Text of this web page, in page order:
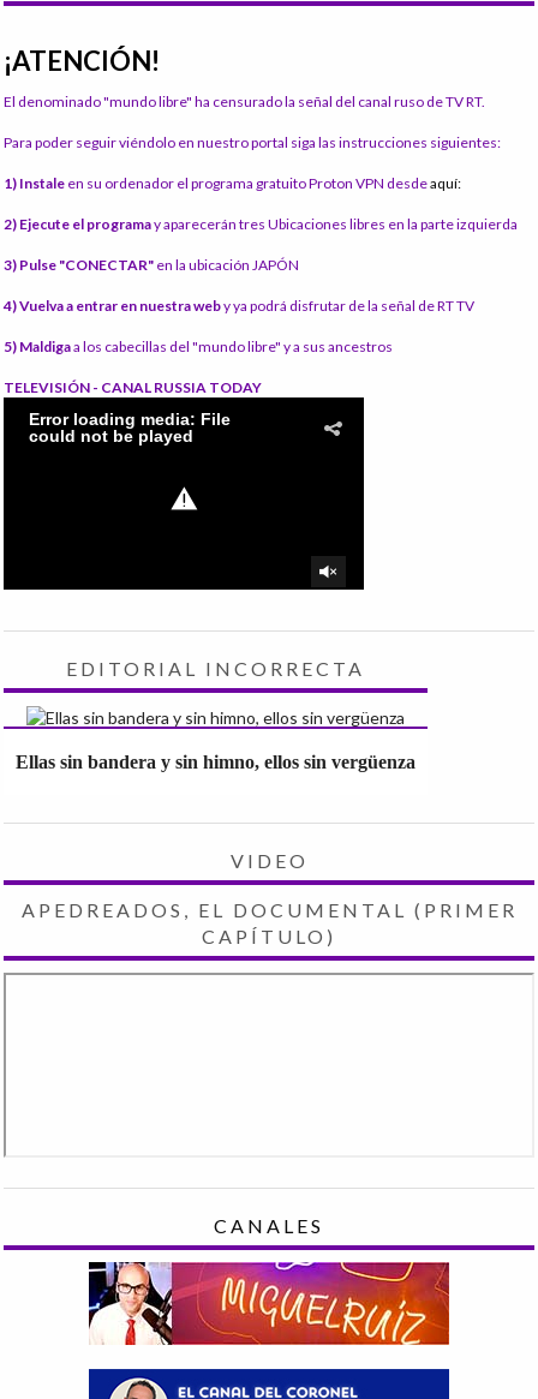
¡ATENCIÓN!
El denominado "mundo libre" ha censurado la señal del canal ruso de TV RT.
Para poder seguir viéndolo en nuestro portal siga las instrucciones siguientes:
1) Instale en su ordenador el programa gratuito Proton VPN desdeaquí:
2) Ejecute el programay aparecerán tres Ubicaciones libres en la parte izquierda
3) Pulse "CONECTAR" en la ubicación JAPÓN
4) Vuelva a entrar en nuestra weby ya podrá disfrutar de la señal de RT TV
5) Maldigaa los cabecillas del "mundo libre" y a sus ancestros
TELEVISIÓN - CANAL RUSSIA TODAY
EDITORIAL INCORRECTA
Ellas sin bandera y sin himno, ellos sin vergüenza
VIDEO
APEDREADOS, EL DOCUMENTAL (PRIMER
CAPÍTULO)
CANALES